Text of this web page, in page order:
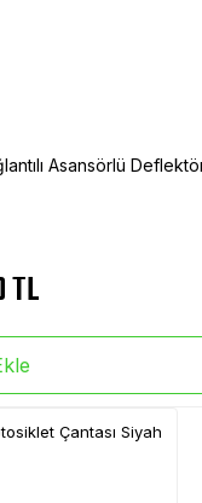
Asansörlü
TL